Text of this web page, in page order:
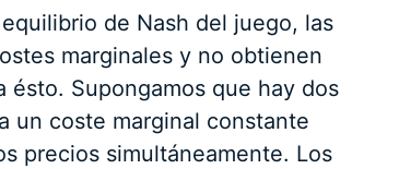
de Nash del juego, las
marginales y no obtienen
Supongamos que hay dos
un coste marginal constante
precios simultáneamente. Los